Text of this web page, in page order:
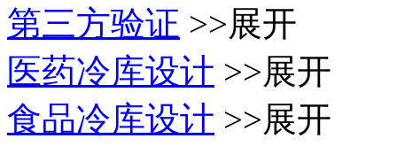
第三方验证 >>展开
医药冷库设计 >>展开
食品冷库设计 >>展开